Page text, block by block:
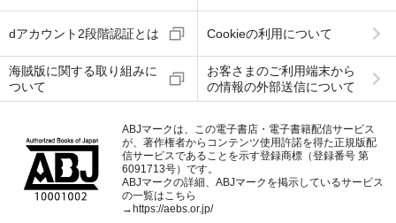
dアカウント2段階認証とは Cookieの利用について
海賊版に関する取り組みに
ついて
お客さまのご利用端末から
の情報の外部送信について
ABJマークは、この電子書店・電子書籍配信サービス
が、著作権者からコンテンツ使用許諾を得た正規版配
信サービスであることを示す登録商標（登録番号 第
6091713号）です。
ABJマークの詳細、ABJマークを掲示しているサービス
の一覧はこちら
→ https://aebs.or.jp/